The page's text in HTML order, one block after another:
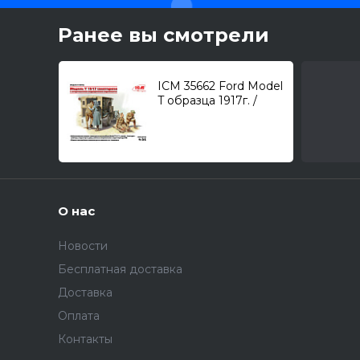
Ранее вы смотрели
ICM 35662 Ford Model
T образца 1917г. /
О нас
Новости
Бесплатная доставка
Доставка
Оплата
Контакты